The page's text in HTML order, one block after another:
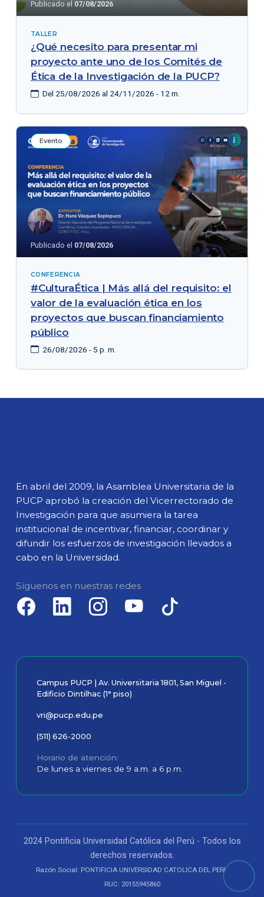
Publicado el 07/08/2026
TALLER
¿Qué necesito para presentar mi
proyecto ante uno de los Comités de
Ética de la Investigación de la PUCP?
Del 25/08/2026 al 24/11/2026 - 12 m.
Evento
Publicado el 07/08/2026
CONFERENCIA
#CulturaÉtica | Más allá del requisito: el
valor de la evaluación ética en los
proyectos que buscan financiamiento
público
26/08/2026 - 5 p. m.
En abril del 2009, la Asamblea Universitaria de la
PUCP aprobó la creación del Vicerrectorado de
Investigación para que asumiera la tarea
institucional de incentivar, financiar, coordinar y
difundir los esfuerzos de investigación llevados a
cabo en la Universidad.
Síguenos en nuestras redes
Campus PUCP | Av. Universitaria 1801, San Miguel -
Edificio Dintilhac (1° piso)
vri@pucp.edu.pe
(511) 626-2000
Horario de atención
De lunes a viernes de 9 a.m. a 6 p.m.
2024 Pontificia Universidad Católica del Perú - Todos los
derechos reservados.
Razón Social: PONTIFICIA UNIVERSIDAD CATOLICA DEL PERU
RUC: 20155945860